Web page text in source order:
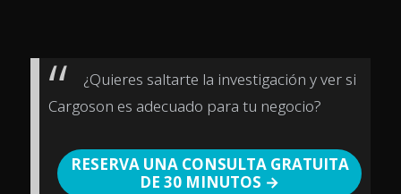
¿Quieres saltarte la investigación y ver si
Cargoson es adecuado para tu negocio?
RESERVA UNA CONSULTA GRATUITA
DE 30 MINUTOS →